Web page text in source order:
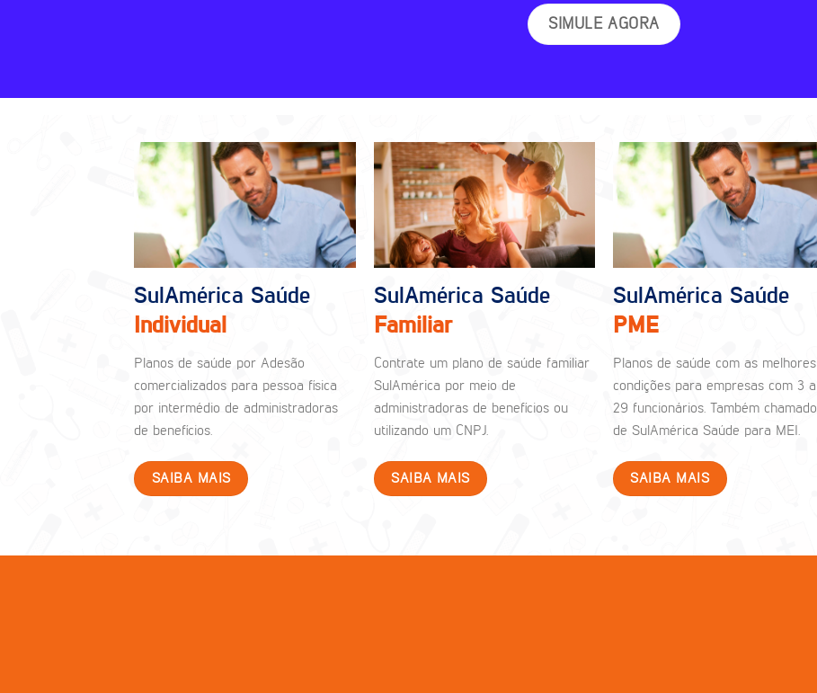
SIMULE AGORA
SulAmérica Saúde
Individual
Planos de saúde por Adesão
comercializados para pessoa física
por intermédio de administradoras
de benefícios.
SAIBA MAIS
SulAmérica Saúde
Familiar
Contrate um plano de saúde familiar
SulAmérica por meio de
administradoras de benefícios ou
utilizando um CNPJ.
SAIBA MAIS
SulAmérica Saúde
PME
Planos de saúde com as melhores
condições para empresas com 3 a
29 funcionários. Também chamado
de SulAmérica Saúde para MEI.
SAIBA MAIS